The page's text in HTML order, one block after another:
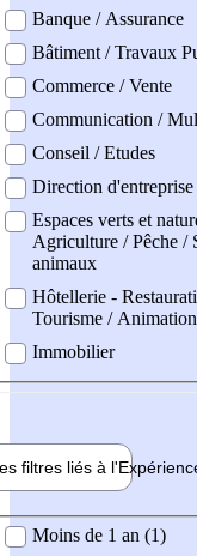
Banque / Assurance
Bâtiment / Travaux
Commerce / Vente
Communication /
Conseil / Etudes
Direction d'entreprise
Espaces verts et
Agriculture / Pêche /
animaux
Hôtellerie -
Tourisme / Animation
Immobilier
filtres liés à l'
demandée
Moins de 1 an (1)